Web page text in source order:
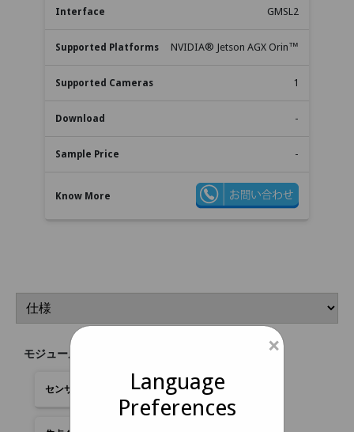
GMSL2
NVIDIA® Jetson AGX Orin™
1
-
-
モジュール機能 :
モ
IMX568 from Sony Pregius S
×
Language
Preferences